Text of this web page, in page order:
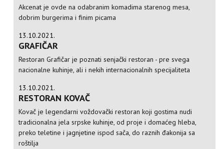
Akcenat je ovde na odabranim komadima starenog mesa,
dobrim burgerima i finim picama
13.10.2021.
GRAFIČAR
Restoran Grafičar je poznati senjački restoran - pre svega
nacionalne kuhinje, ali i nekih internacionalnih specijaliteta
13.10.2021.
RESTORAN KOVAČ
Kovač je legendarni voždovački restoran koji gostima nudi
tradicionalna jela srpske kuhinje, od proje i domaćeg hleba,
preko teletine i jagnjetine ispod sača, do raznih đakonija sa
roštilja